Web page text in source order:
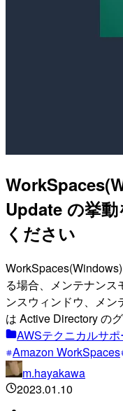
Update の挙
ください
る場合、メンテナン
ンスウィンドウ、メ
は Active Directory の
AWSテクニカルサポ
Amazon WorkSpaces
m.hayakawa
2023.01.10